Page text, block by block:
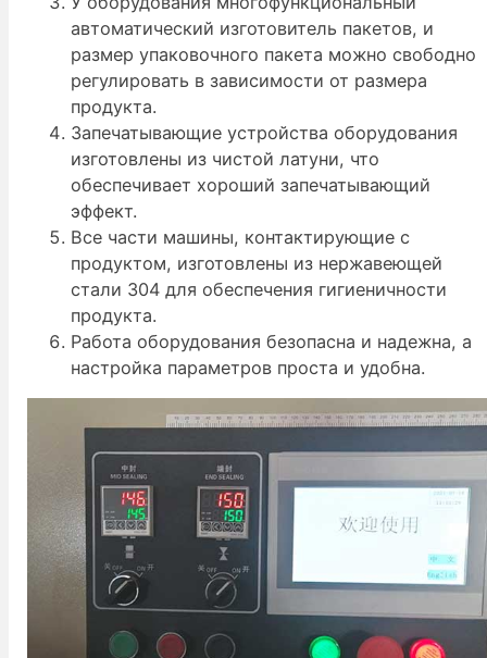
автоматический изготовитель пакетов, и
размер упаковочного пакета можно свободно
регулировать в зависимости от размера
продукта.
Запечатывающие устройства оборудования
изготовлены из чистой латуни, что
обеспечивает хороший запечатывающий
эффект.
Все части машины, контактирующие с
продуктом, изготовлены из нержавеющей
стали 304 для обеспечения гигиеничности
продукта.
Работа оборудования безопасна и надежна, а
настройка параметров проста и удобна.